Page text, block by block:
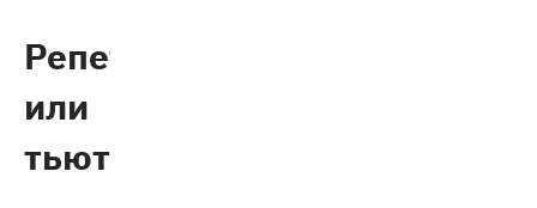
Репетитор
или
тьютор